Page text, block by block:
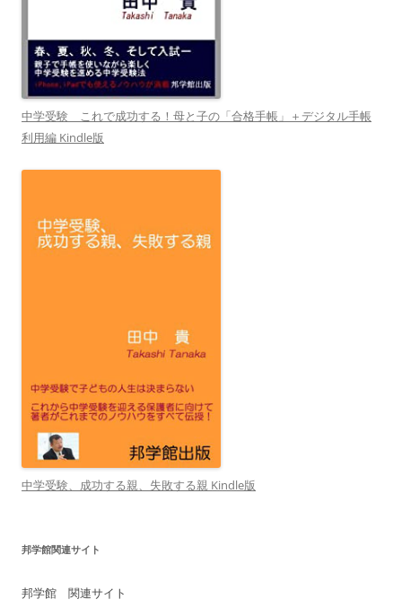
中学受験 これで成功する！母と子の「合格手帳」＋デジタル手帳
利用編 Kindle版
中学受験、成功する親、失敗する親 Kindle版
邦学館関連サイト
邦学館 関連サイト